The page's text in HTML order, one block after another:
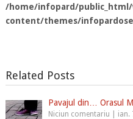
/home/infopard/public_html/
content/themes/
Related Posts
Pavajul din… Orasul
Niciun comentariu ian.